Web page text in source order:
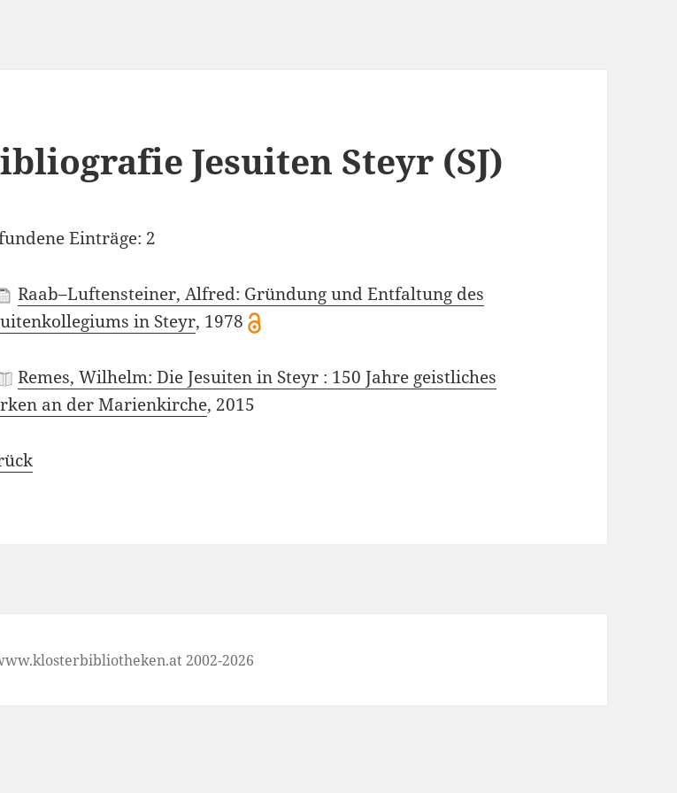
Jesuiten Steyr (SJ)
Einträge: 2
Raab–Luftensteiner, Alfred: Gründung und Entfaltung des
in Steyr, 1978
Remes, Wilhelm: Die Jesuiten in Steyr : 150 Jahre geistliches
an der Marienkirche, 2015
2002-2026